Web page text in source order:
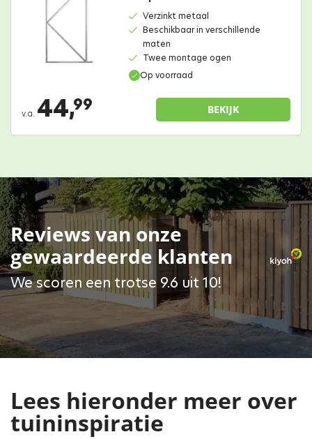
Op voorraad
Verzinkt metaal
Beschikbaar in verschillende
maten
Twee montage ogen
v.a. 44,99 BEKIJK
Reviews van onze
gewaardeerde klanten
We scoren een trotse 9.6 uit 10!
Lees hieronder meer over
tuininspiratie